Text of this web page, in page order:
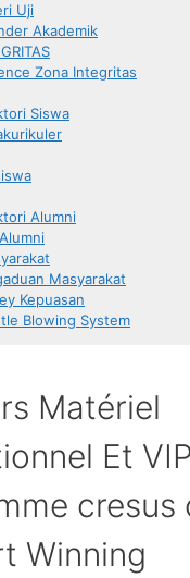
Uji
Akademik
Zona Integritas
Siswa
Alumni
Masyarakat
Kepuasan
Blowing System
Matériel
Et VIP
cresus
Winning